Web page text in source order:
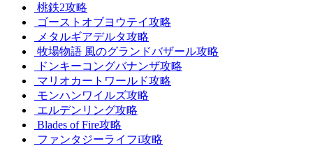
桃鉄2攻略
ゴーストオブヨウテイ攻略
メタルギアデルタ攻略
牧場物語 風のグランドバザール攻略
ドンキーコングバナンザ攻略
マリオカートワールド攻略
モンハンワイルズ攻略
エルデンリング攻略
Blades of Fire攻略
ファンタジーライフi攻略